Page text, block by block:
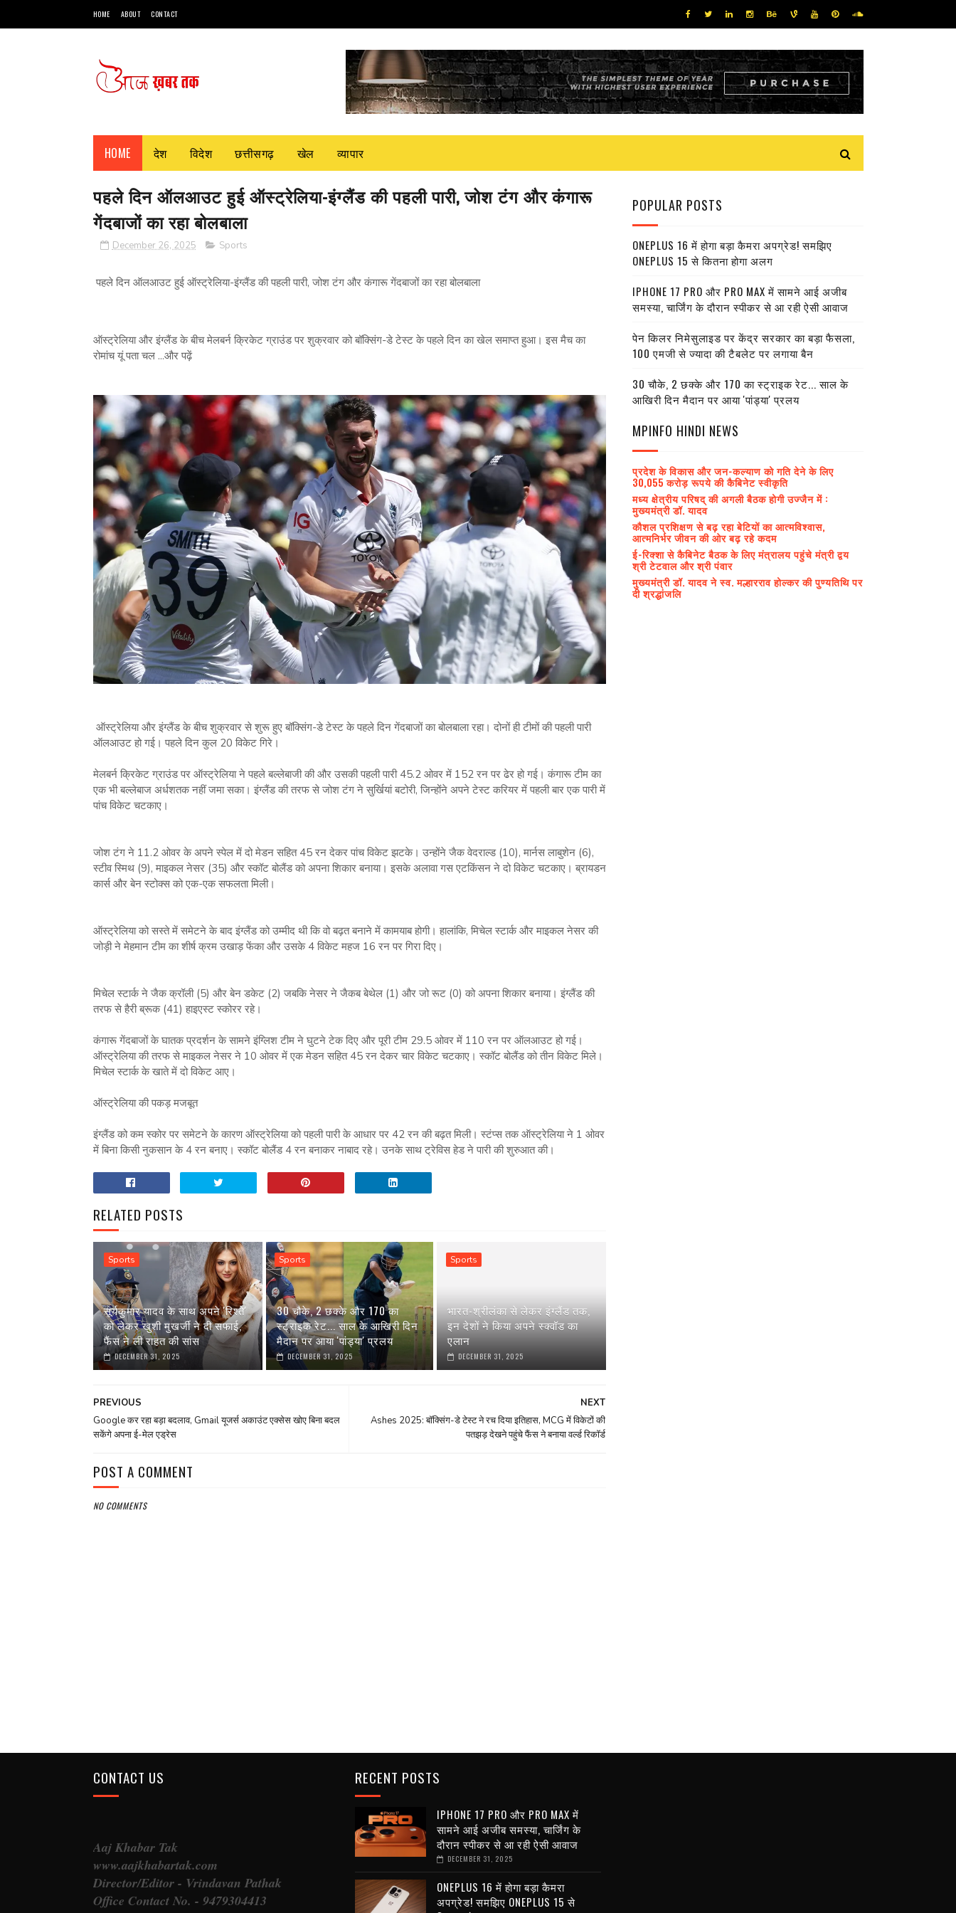
HOME ABOUT CONTACT
HOME देश विदेश छत्तीसगढ़ खेल व्यापार
पहले दिन ऑलआउट हुई ऑस्‍ट्रेलिया-इंग्‍लैंड की पहली पारी, जोश टंग और कंगारू
गेंदबाजों का रहा बोलबाला
December 26, 2025 Sports
पहले दिन ऑलआउट हुई ऑस्‍ट्रेलिया-इंग्‍लैंड की पहली पारी, जोश टंग और कंगारू गेंदबाजों का रहा बोलबाला
ऑस्‍ट्रेलिया और इंग्‍लैंड के बीच मेलबर्न क्रिकेट ग्राउंड पर शुक्रवार को बॉक्सिंग-डे टेस्‍ट के पहले दिन का खेल समाप्‍त हुआ। इस मैच का
रोमांच यूं पता चल ...और पढ़ें
ऑस्‍ट्रेलिया और इंग्‍लैंड के बीच शुक्रवार से शुरू हुए बॉक्सिंग-डे टेस्‍ट के पहले दिन गेंदबाजों का बोलबाला रहा। दोनों ही टीमों की पहली पारी
ऑलआउट हो गई। पहले दिन कुल 20 विकेट गिरे।
मेलबर्न क्रिकेट ग्राउंड पर ऑस्‍ट्रेलिया ने पहले बल्‍लेबाजी की और उसकी पहली पारी 45.2 ओवर में 152 रन पर ढेर हो गई। कंगारू टीम का
एक भी बल्‍लेबाज अर्धशतक नहीं जमा सका। इंग्‍लैंड की तरफ से जोश टंग ने सुर्खियां बटोरी, जिन्‍होंने अपने टेस्‍ट करियर में पहली बार एक पारी में
पांच विकेट चटकाए।
जोश टंग ने 11.2 ओवर के अपने स्‍पेल में दो मेडन सहित 45 रन देकर पांच विकेट झटके। उन्‍होंने जैक वेदराल्‍ड (10), मार्नस लाबुशेन (6),
स्‍टीव स्मिथ (9), माइकल नेसर (35) और स्‍कॉट बोलैंड को अपना शिकार बनाया। इसके अलावा गस एटकिंसन ने दो विकेट चटकाए। ब्रायडन
कार्स और बेन स्‍टोक्‍स को एक-एक सफलता मिली।
ऑस्‍ट्रेलिया को सस्‍ते में समेटने के बाद इंग्‍लैंड को उम्‍मीद थी कि वो बढ़त बनाने में कामयाब होगी। हालांकि, मिचेल स्‍टार्क और माइकल नेसर की
जोड़ी ने मेहमान टीम का शीर्ष क्रम उखाड़ फेंका और उसके 4 विकेट महज 16 रन पर गिरा दिए।
मिचेल स्‍टार्क ने जैक क्रॉली (5) और बेन डकेट (2) जबकि नेसर ने जैकब बेथेल (1) और जो रूट (0) को अपना शिकार बनाया। इंग्‍लैंड की
तरफ से हैरी ब्रूक (41) हाइएस्‍ट स्‍कोरर रहे।
कंगारू गेंदबाजों के घातक प्रदर्शन के सामने इंग्लिश टीम ने घुटने टेक दिए और पूरी टीम 29.5 ओवर में 110 रन पर ऑलआउट हो गई।
ऑस्‍ट्रेलिया की तरफ से माइकल नेसर ने 10 ओवर में एक मेडन सहित 45 रन देकर चार विकेट चटकाए। स्‍कॉट बोलैंड को तीन विकेट मिले।
मिचेल स्‍टार्क के खाते में दो विकेट आए।
ऑस्‍ट्रेलिया की पकड़ मजबूत
इंग्‍लैंड को कम स्‍कोर पर समेटने के कारण ऑस्‍ट्रेलिया को पहली पारी के आधार पर 42 रन की बढ़त मिली। स्‍टंप्‍स तक ऑस्‍ट्रेलिया ने 1 ओवर
में बिना किसी नुकसान के 4 रन बनाए। स्‍कॉट बोलैंड 4 रन बनाकर नाबाद रहे। उनके साथ ट्रेविस हेड ने पारी की शुरुआत की।
RELATED POSTS
Sports
सूर्यकुमार यादव के साथ अपने 'रिश्ते'
को लेकर खुशी मुखर्जी ने दी सफाई,
फैंस ने ली राहत की सांस
DECEMBER 31, 2025
Sports
30 चौके, 2 छक्के और 170 का
स्ट्राइक रेट... साल के आखिरी दिन
मैदान पर आया 'पांड्या' प्रलय
DECEMBER 31, 2025
Sports
भारत-श्रीलंका से लेकर इंग्‍लैंड तक,
इन देशों ने किया अपने स्‍क्वॉड का
एलान
DECEMBER 31, 2025
NEXT
Ashes 2025: बॉक्सिंग-डे टेस्‍ट ने रच दिया इतिहास, MCG में विकेटों की
पतझड़ देखने पहुंचे फैंस ने बनाया वर्ल्ड रिकॉर्ड
PREVIOUS
Google कर रहा बड़ा बदलाव, Gmail यूजर्स अकाउंट एक्सेस खोए बिना बदल
सकेंगे अपना ई-मेल एड्रेस
POST A COMMENT
NO COMMENTS
POPULAR POSTS
ONEPLUS 16 में होगा बड़ा कैमरा अपग्रेड! समझिए
ONEPLUS 15 से कितना होगा अलग
IPHONE 17 PRO और PRO MAX में सामने आई अजीब
समस्या, चार्जिंग के दौरान स्पीकर से आ रही ऐसी आवाज
पेन किलर निमेसुलाइड पर केंद्र सरकार का बड़ा फैसला,
100 एमजी से ज्यादा की टैबलेट पर लगाया बैन
30 चौके, 2 छक्के और 170 का स्ट्राइक रेट... साल के
आखिरी दिन मैदान पर आया 'पांड्या' प्रलय
MPINFO HINDI NEWS
प्रदेश के विकास और जन-कल्याण को गति देने के लिए
30,055 करोड़ रूपये की कैबिनेट स्वीकृति
मध्य क्षेत्रीय परिषद् की अगली बैठक होगी उज्जैन में :
मुख्यमंत्री डॉ. यादव
कौशल प्रशिक्षण से बढ़ रहा बेटियों का आत्मविश्वास,
आत्मनिर्भर जीवन की ओर बढ़ रहे कदम
ई-रिक्शा से कैबिनेट बैठक के लिए मंत्रालय पहुंचे मंत्री द्वय
श्री टेटवाल और श्री पंवार
मुख्यमंत्री डॉ. यादव ने स्व. मल्हारराव होल्कर की पुण्यतिथि पर
दी श्रद्धांजलि
CONTACT US
Aaj Khabar Tak
www.aajkhabartak.com
Director/Editor - Vrindavan Pathak
Office Contact No. - 9479304413
RECENT POSTS
IPHONE 17 PRO और PRO MAX में
सामने आई अजीब समस्या, चार्जिंग के
दौरान स्पीकर से आ रही ऐसी आवाज
DECEMBER 31, 2025
ONEPLUS 16 में होगा बड़ा कैमरा
अपग्रेड! समझिए ONEPLUS 15 से